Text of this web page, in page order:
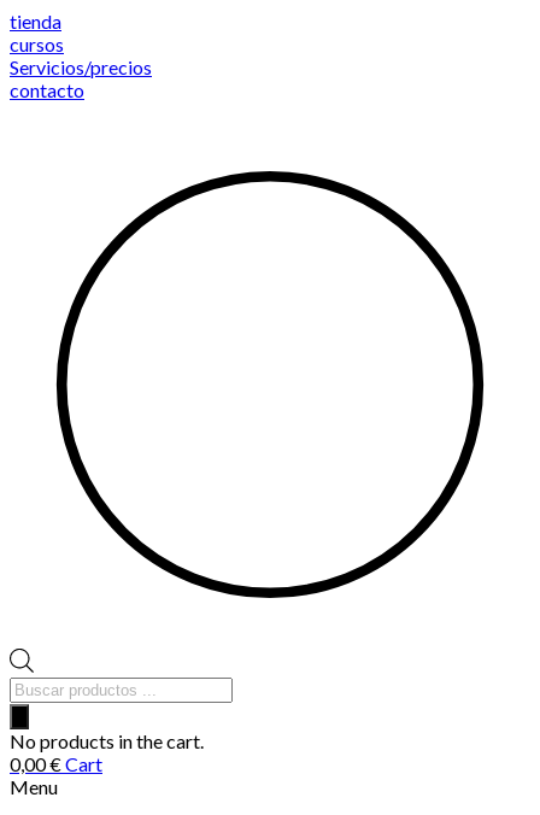
Saltar
al
contenido
tienda
cursos
Servicios/precios
contacto
Búsqueda
de
productos
No products in the cart.
0,00€Cart
Menu